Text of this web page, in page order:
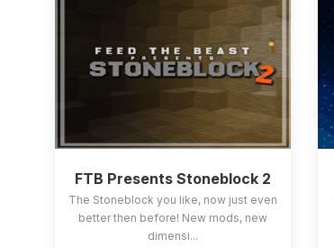
FTB Presents Stoneblock 2
The Stoneblock you like, now just even
better then before! New mods, new
dimensi...